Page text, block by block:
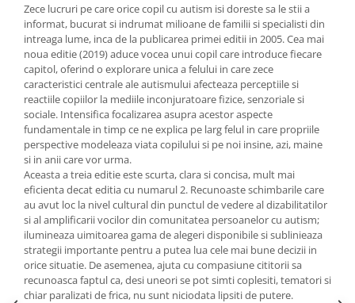
Oracol
Spiritualitate şi ştiinţă
Fără categorie
Cunoaștere
Zece lucruri pe care orice copil cu autism isi doreste sa le stii a
informat, bucurat si indrumat milioane de familii si specialisti din
intreaga lume, inca de la publicarea primei editii in 2005. Cea mai
noua editie (2019) aduce vocea unui copil care introduce fiecare
capitol, oferind o explorare unica a felului in care zece
caracteristici centrale ale autismului afecteaza perceptiile si
reactiile copiilor la mediile inconjuratoare fizice, senzoriale si
sociale. Intensifica focalizarea asupra acestor aspecte
fundamentale in timp ce ne explica pe larg felul in care propriile
perspective modeleaza viata copilului si pe noi insine, azi, maine
si in anii care vor urma.
Aceasta a treia editie este scurta, clara si concisa, mult mai
eficienta decat editia cu numarul 2. Recunoaste schimbarile care
au avut loc la nivel cultural din punctul de vedere al dizabilitatilor
si al amplificarii vocilor din comunitatea persoanelor cu autism;
ilumineaza uimitoarea gama de alegeri disponibile si sublinieaza
strategii importante pentru a putea lua cele mai bune decizii in
orice situatie. De asemenea, ajuta cu compasiune cititorii sa
recunoasca faptul ca, desi uneori se pot simti coplesiti, tematori si
chiar paralizati de frica, nu sunt niciodata lipsiti de putere.